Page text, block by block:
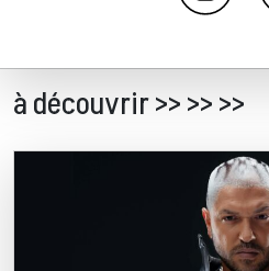
à découvrir >> >> >>